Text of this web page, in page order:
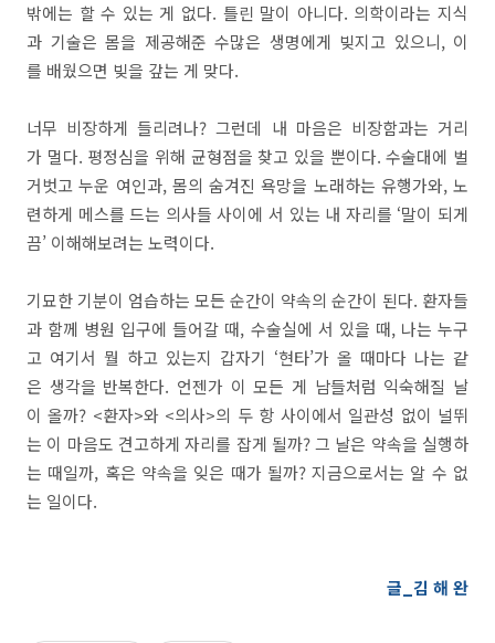
밖에는 할 수 있는 게 없다. 틀린 말이 아니다. 의학이라는 지식
과 기술은 몸을 제공해준 수많은 생명에게 빚지고 있으니, 이
를 배웠으면 빚을 갚는 게 맞다.
너무 비장하게 들리려나? 그런데 내 마음은 비장함과는 거리
가 멀다. 평정심을 위해 균형점을 찾고 있을 뿐이다. 수술대에 벌
거벗고 누운 여인과, 몸의 숨겨진 욕망을 노래하는 유행가와, 노
련하게 메스를 드는 의사들 사이에 서 있는 내 자리를 ‘말이 되게
끔’ 이해해보려는 노력이다.
기묘한 기분이 엄습하는 모든 순간이 약속의 순간이 된다. 환자들
과 함께 병원 입구에 들어갈 때, 수술실에 서 있을 때, 나는 누구
고 여기서 뭘 하고 있는지 갑자기 ‘현타’가 올 때마다 나는 같
은 생각을 반복한다. 언젠가 이 모든 게 남들처럼 익숙해질 날
이 올까? <환자>와 <의사>의 두 항 사이에서 일관성 없이 널뛰
는 이 마음도 견고하게 자리를 잡게 될까? 그 날은 약속을 실행하
는 때일까, 혹은 약속을 잊은 때가 될까? 지금으로서는 알 수 없
는 일이다.
글_김 해 완